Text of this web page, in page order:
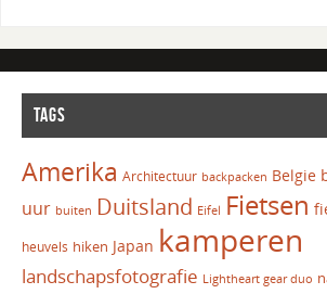
TAGS
Amerika Architectuur backpacken Belgie
uur buiten Duitsland Eifel Fietsen
heuvels hiken Japan kamperen
landschapsfotografie Lightheart gear duo